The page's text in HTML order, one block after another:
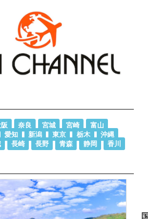
奈良 宮城 宮崎
富山
愛知 新潟 東京 栃木
沖縄
長崎 長野 青森 静岡
香川